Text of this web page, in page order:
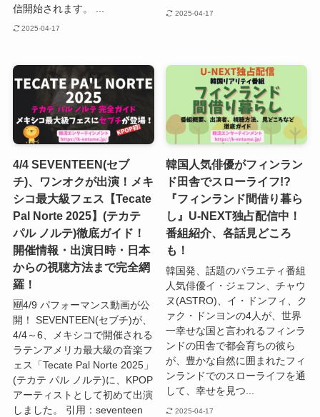
信開始されます。 ...
2025-04-17
2025-04-17
4/4 SEVENTEEN(セブ
チ)、ワンオクが出演！メキ
シコ最大級フェス【Tecate
Pal Norte 2025】(テカテ
パル ノルテ)徹底ガイド！
開催情報・出演日時・日本
からの視聴方法まで完全網
羅！
🆕4/9 パフォーマンス動画が公
開！ SEVENTEEN(セブチ)が、
4/4～6、メキシコで開催される
ラテンアメリカ最大級の音楽フ
ェス「Tecate Pal Norte 2025」
(テカテ パル ノルテ)に、KPOP
アーティストとして初めて出演
しました。 引用：seventeen
韓国人気俳優がフィンラン
ド田舎でスローライフ!?
『フィンランド間借り暮ら
し』U-NEXT独占配信中！
番組紹介、各話見どころ
も！
韓国発、話題のバラエティ番組
人気俳優イ・ジェフン、チャウ
ヌ(ASTRO)、イ・ドンフィ、ク
ァク・ドンヨンの4人が、世界
一幸せな国と言われるフィンラ
ンドの田舎で都会育ちの彼ら
が、豊かな自然に囲まれたフィ
ンランドでのスローライフを通
して、幸せを見つ...
2025-04-17